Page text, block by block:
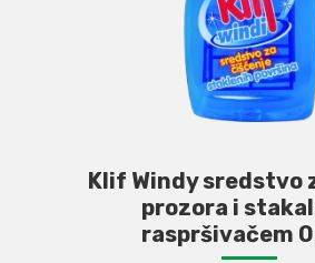
Klif Windy sredstvo
prozora i
raspršivačem